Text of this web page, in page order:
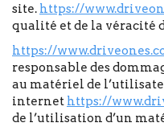
site. https://
qualité et de la véracité
https://
responsable des
au matériel de
internet https://
de l’utilisation d’un